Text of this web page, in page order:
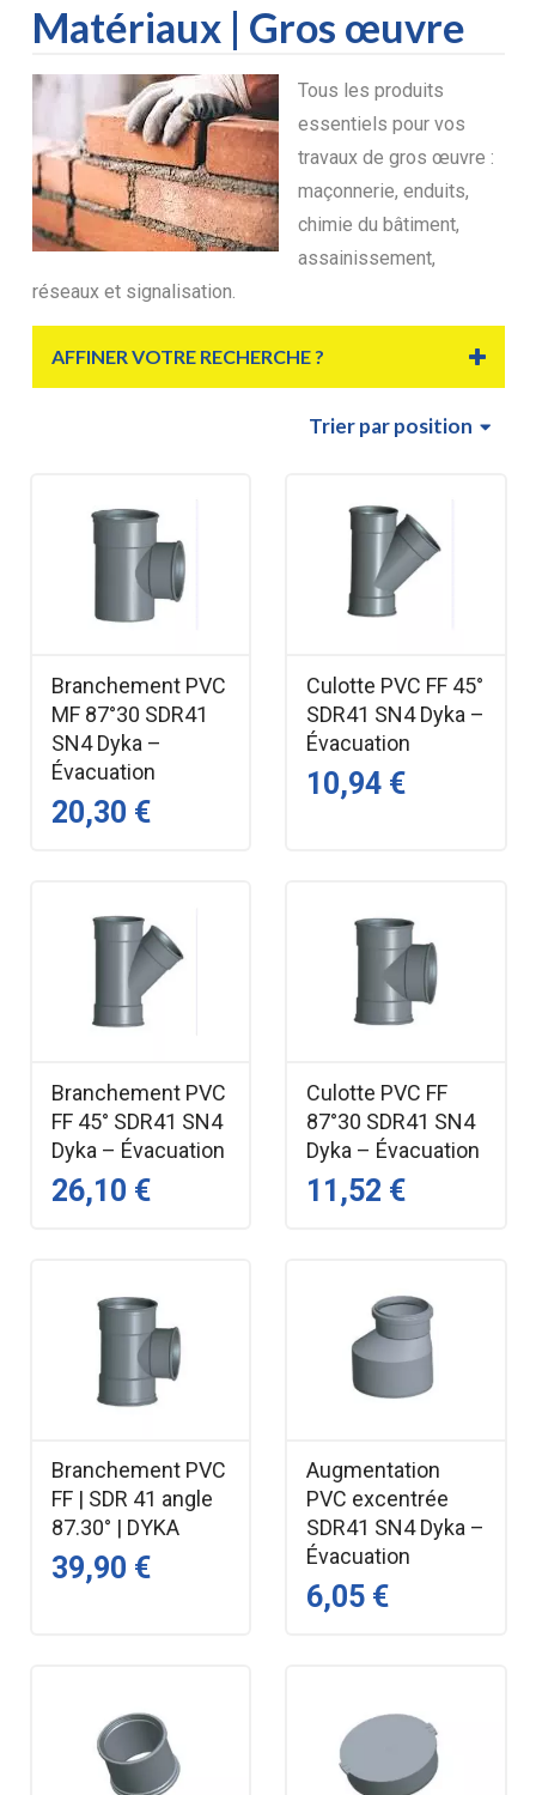
Matériaux | Gros œuvre
Tous les produits
essentiels pour vos
travaux de gros œuvre :
maçonnerie, enduits,
chimie du bâtiment,
assainissement,
réseaux et signalisation.
AFFINER VOTRE RECHERCHE ?
Trierpar position
Branchement PVC
MF 87°30 SDR41
SN4 Dyka –
Évacuation
20,30 €
Culotte PVC FF 45°
SDR41 SN4 Dyka –
Évacuation
10,94 €
Branchement PVC
FF 45° SDR41 SN4
Dyka – Évacuation
26,10 €
Culotte PVC FF
87°30 SDR41 SN4
Dyka – Évacuation
11,52 €
Branchement PVC
FF | SDR 41 angle
87.30° | DYKA
39,90 €
Augmentation
PVC excentrée
SDR41 SN4 Dyka –
Évacuation
6,05 €